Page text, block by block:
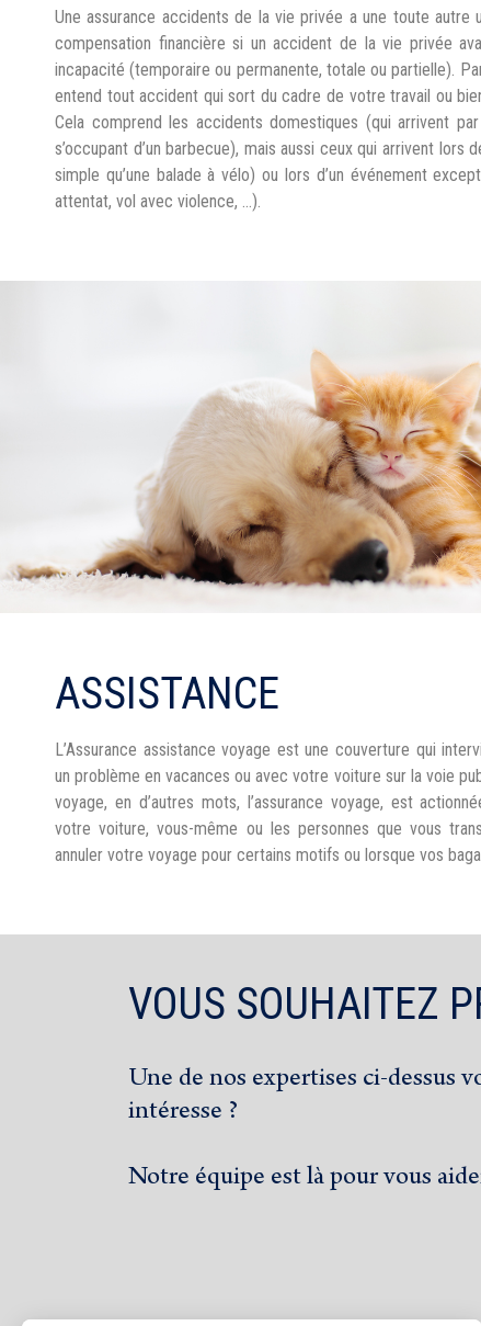
Une assurance accidents de la vie privée a une toute autre
compensation financière si un accident de la vie privée
incapacité (temporaire ou permanente, totale ou partielle).
entend tout accident qui sort du cadre de votre travail ou
Cela comprend les accidents domestiques (qui arrivent
s’occupant d’un barbecue), mais aussi ceux qui arrivent lors
simple qu’une balade à vélo) ou lors d’un événement
attentat, vol avec violence, …).
ASSISTANCE
L’Assurance assistance voyage est une couverture qui
un problème en vacances ou avec votre voiture sur la voie
voyage, en d’autres mots, l’assurance voyage, est
votre voiture, vous-même ou les personnes que vous
annuler votre voyage pour certains motifs ou lorsque vos
VOUS SOUHAITEZ
Une de nos expertises ci-dessus
intéresse ?
Notre équipe est là pour vous